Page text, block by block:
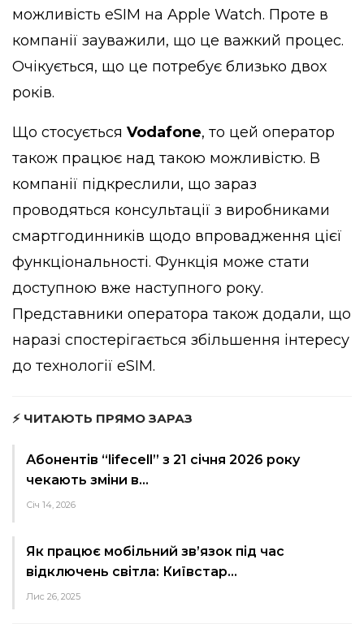
можливість eSIM на Apple Watch. Проте в
компанії зауважили, що це важкий процес.
Очікується, що це потребує близько двох
років.
Що стосується Vodafone, то цей оператор
також працює над такою можливістю. В
компанії підкреслили, що зараз
проводяться консультації з виробниками
смартгодинників щодо впровадження цієї
функціональності. Функція може стати
доступною вже наступного року.
Представники оператора також додали, що
наразі спостерігається збільшення інтересу
до технології eSIM.
⚡ ЧИТАЮТЬ ПРЯМО ЗАРАЗ
Абонентів “lifecell” з 21 січня 2026 року
чекають зміни в…
Січ 14, 2026
Як працює мобільний зв’язок під час
відключень світла: Київстар…
Лис 26, 2025